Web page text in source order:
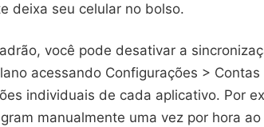
deixa seu celular no bolso.
você pode desativar a
acessando Configurações >
individuais de cada aplicativo. Por
manualmente uma vez por hora